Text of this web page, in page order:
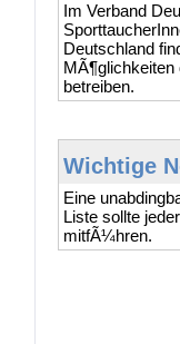
Im Verband
Deutschland
MÃ¶glichkeiten
betreiben.
Wichtige
Eine
Liste sollte
mitfÃ¼hren.